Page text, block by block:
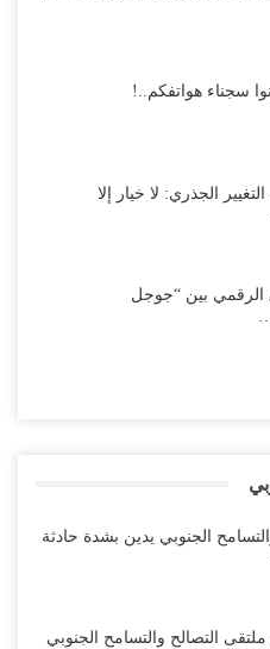
سجناء هواتفكم..!
الجذري: لا خيار إلا
الرقمي بين “جوجل
الجنوبي يدين بشدة حادثة
التصالح والتسامح الجنوبي